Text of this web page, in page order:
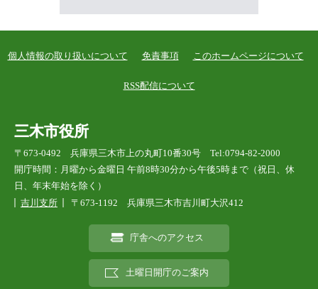
個人情報の取り扱いについて 免責事項 このホームページについて
RSS配信について
三木市役所
〒673-0492 兵庫県三木市上の丸町10番30号 Tel:0794-82-2000
開庁時間：月曜から金曜日 午前8時30分から午後5時まで（祝日、休
日、年末年始を除く）
吉川支所
〒673-1192 兵庫県三木市吉川町大沢412
庁舎へのアクセス
土曜日開庁のご案内